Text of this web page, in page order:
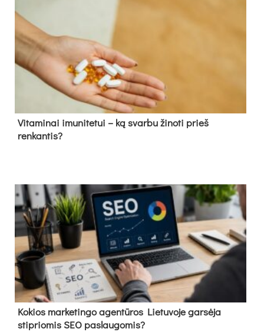
Vitaminai imunitetui – ką svarbu žinoti prieš
renkantis?
Kokios marketingo agentūros Lietuvoje garsėja
stipriomis SEO paslaugomis?